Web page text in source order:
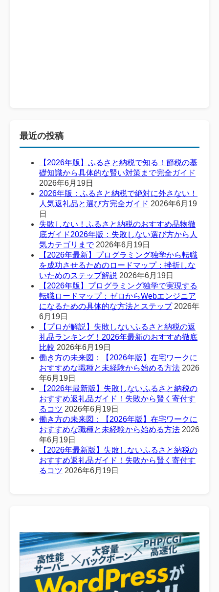
最近の投稿
【2026年版】ふるさと納税で知る！節税の基
礎知識から具体的な賢い対策まで完全ガイド
2026年6月19日
2026年版：ふるさと納税で絶対に外さない！
人気返礼品と選び方完全ガイド 2026年6月19
日
失敗しない！ふるさと納税のおすすめ品物徹
底ガイド2026年版：失敗しない選び方から人
気カテゴリまで 2026年6月19日
【2026年最新】プログラミング独学から転職
を成功させるためのロードマップ：挫折しな
いためのステップ解説 2026年6月19日
【2026年版】プログラミング独学で実現する
転職ロードマップ：ゼロからWebエンジニア
になるための具体的な方法とステップ 2026年
6月19日
【プロが解説】失敗しないふるさと納税の返
礼品ランキング！2026年最新のおすすめ徹底
比較 2026年6月19日
働き方の未来図：【2026年版】在宅ワークに
おすすめな職種と未経験から始める方法 2026
年6月19日
【2026年最新版】失敗しないふるさと納税の
おすすめ返礼品ガイド！失敗から賢く寄付す
るコツ 2026年6月19日
働き方の未来図：【2026年版】在宅ワークに
おすすめな職種と未経験から始める方法 2026
年6月19日
【2026年最新版】失敗しないふるさと納税の
おすすめ返礼品ガイド！失敗から賢く寄付す
るコツ 2026年6月19日